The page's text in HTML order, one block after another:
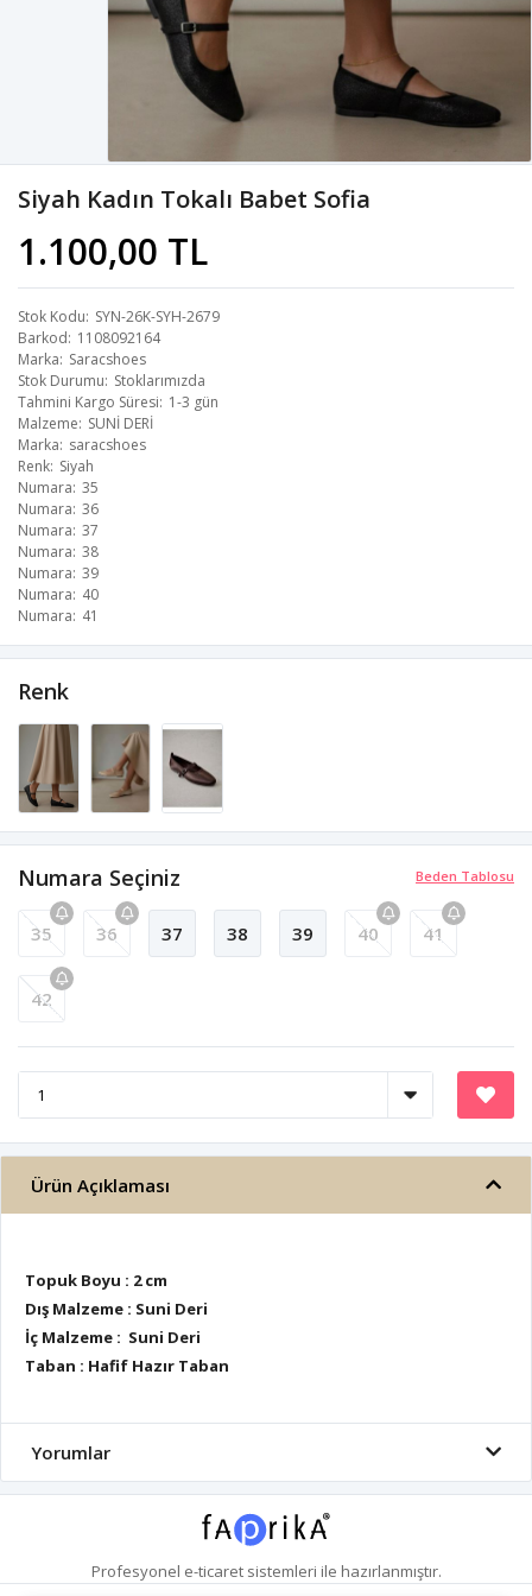
Siyah Kadın Tokalı Babet Sofia
1.100,00 TL
Stok Kodu SYN-26K-SYH-2679
Barkod 1108092164
Marka Saracshoes
Stok Durumu Stoklarımızda
Tahmini Kargo Süresi 1-3 gün
Malzeme SUNİ DERİ
Marka saracshoes
Renk Siyah
Numara 35
Numara 36
Numara 37
Numara 38
Numara 39
Numara 40
Numara 41
Renk
Beden Tablosu
Numara Seçiniz
35 36 37 38 39 40 41
42
Ürün Açıklaması
Topuk Boyu : 2 cm
Dış Malzeme : Suni Deri
İç Malzeme : Suni Deri
Taban : Hafif Hazır Taban
Yorumlar
Profesyonel e-ticaretsistemleri ile hazırlanmıştır.